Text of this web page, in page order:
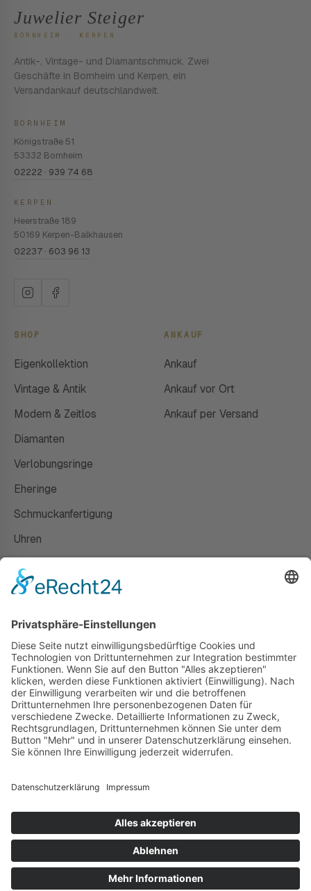
Juwelier Steiger
BORNHEIM · KERPEN
Antik-, Vintage- und Diamantschmuck. Zwei
Geschäfte in Bornheim und Kerpen, ein
Versandankauf deutschlandweit.
BORNHEIM
Königstraße 51
53332 Bornheim
02222 · 939 74 68
KERPEN
Heerstraße 189
50169 Kerpen-Balkhausen
02237 · 603 96 13
SHOP
Eigenkollektion
Vintage & Antik
Modern & Zeitlos
Diamanten
Verlobungsringe
Eheringe
Schmuckanfertigung
Uhren
ANKAUF
Ankauf
Ankauf vor Ort
Ankauf per Versand
Susanne Steiger
Geschäfte
Newsletter
Kontakt
© 2026 JUWELIER STEIGER
VERTRAG WIDERRUFEN
PERFORMANCE BY ·GREITMANN